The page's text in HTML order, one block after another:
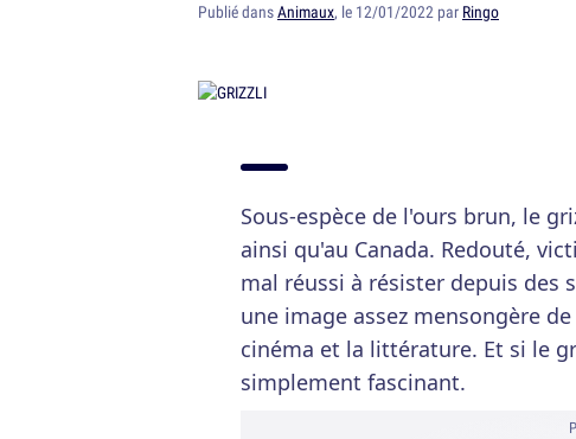
Publié dansAnimaux, le 12/01/2022 par Ringo
Sous-espèce de l'ours brun, le
ainsi qu'au Canada. Redouté,
mal réussi à résister depuis des
une image assez mensongère
cinéma et la littérature. Et si le
simplement fascinant.